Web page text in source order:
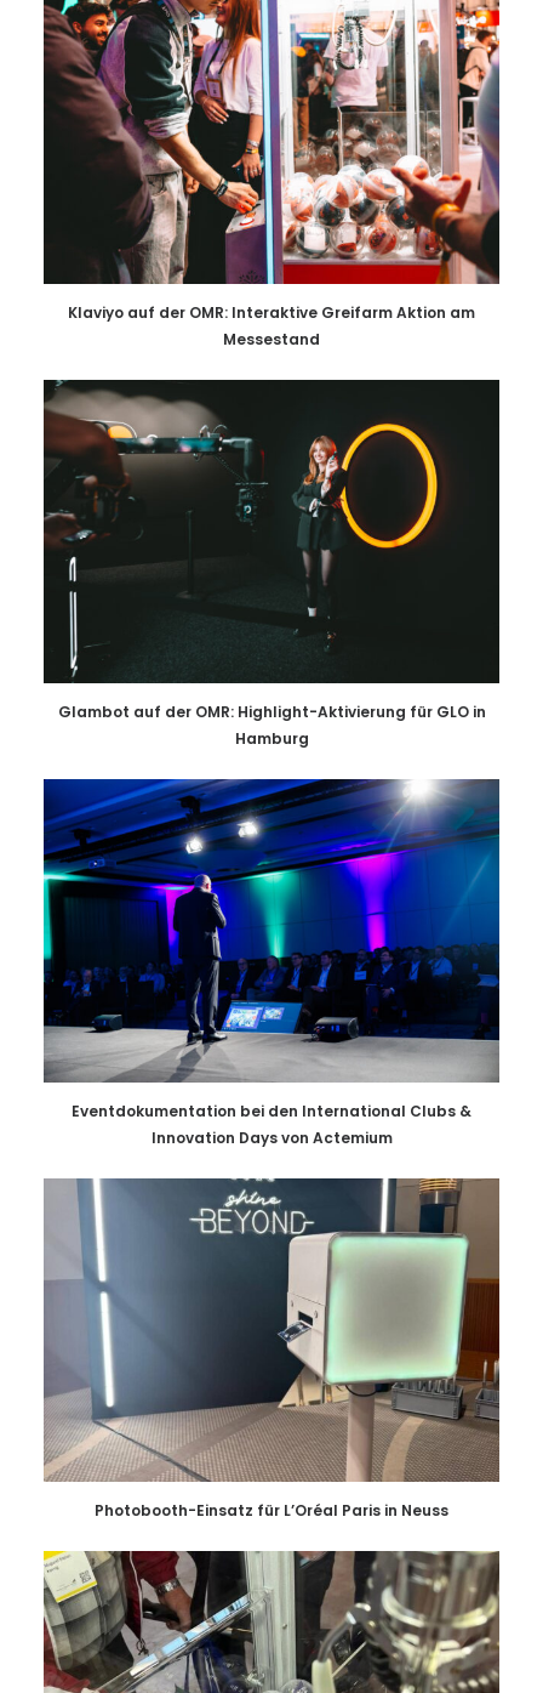
Klaviyo auf der OMR: Interaktive Greifarm Aktion am
Messestand
Glambot auf der OMR: Highlight-Aktivierung für GLO in
Hamburg
Eventdokumentation bei den International Clubs &
Innovation Days von Actemium
Photobooth-Einsatz für L’Oréal Paris in Neuss